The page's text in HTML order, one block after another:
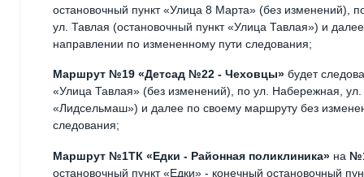
остановочный пункт «Улица 8 Марта» (без изменений),
ул. Тавлая (остановочный пункт «Улица Тавлая») и
направлении по измененному пути следования;
Маршрут №19 «Детсад №22 - Чеховцы» будет
«Улица Тавлая» (без изменений), по ул. Набережная,
«Лидсельмаш») и далее по своему маршруту без
следования;
Маршрут №1ТК «Едки - Районная поликлиника» на
остановочный пункт «Едки» - конечный остановочный